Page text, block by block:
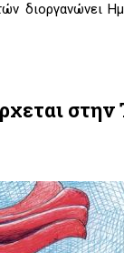
διοργανώνει